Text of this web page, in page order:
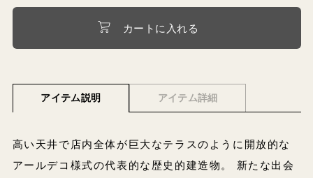
カートに入れる
アイテム説明 アイテム詳細
高い天井で店内全体が巨大なテラスのように開放的な
アールデコ様式の代表的な歴史的建造物。 新たな出会